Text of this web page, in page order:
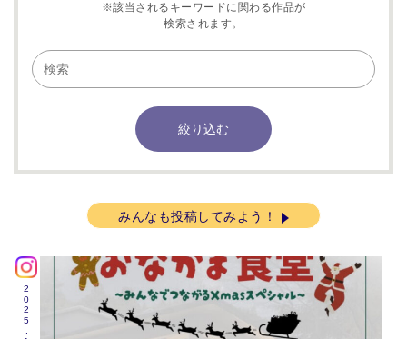
※該当されるキーワードに関わる作品が
検索されます。
みんなも投稿してみよう！